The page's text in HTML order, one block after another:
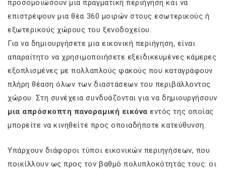
προσομοιώσουν μια πραγματική περιήγηση και να
επιστρέψουν μια θέα 360 μοιρών στους εσωτερικούς ή
εξωτερικούς χώρους του ξενοδοχείου.
Για να δημιουργήσετε μια εικονική περιήγηση, είναι
απαραίτητο να χρησιμοποιήσετε εξειδικευμένες κάμερες
εξοπλισμένες με πολλαπλούς φακούς που καταγράφουν
πλήρη θέαση όλων των διαστάσεων του περιβάλλοντος
χώρου. Στη συνέχεια συνδυάζονται για να δημιουργήσουν
μια απρόσκοπτη πανοραμική εικόνα εντός της οποίας
μπορείτε να κινηθείτε προς οποιαδήποτε κατεύθυνση.
Υπάρχουν διάφοροι τύποι εικονικών περιηγήσεων, που
ποικίλλουν ως προς τον βαθμό πολυπλοκότητάς τους: οι